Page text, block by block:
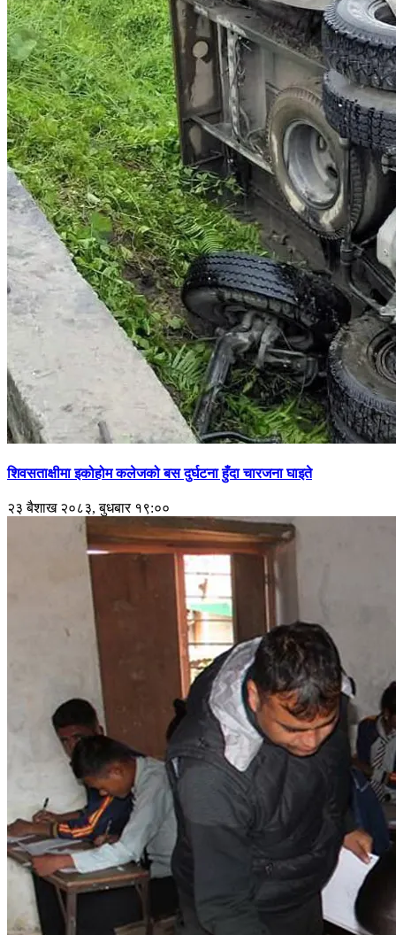
शिवसताक्षीमा इकोहोम कलेजको बस दुर्घटना हुँदा चारजना घाइते
२३ बैशाख २०८३, बुधबार १९:००